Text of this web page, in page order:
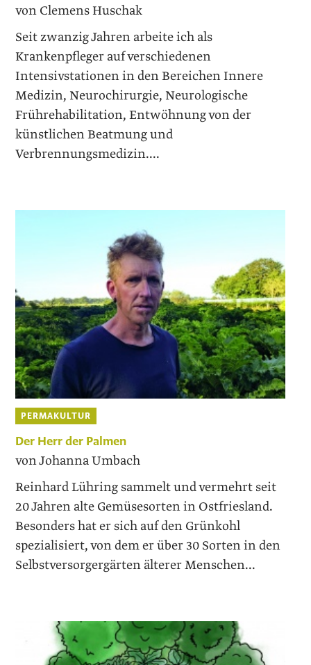
von Clemens Huschak
Seit zwanzig Jahren arbeite ich als
Krankenpfleger auf verschiedenen
Intensivstationen in den Bereichen Innere
Medizin, Neurochirurgie, Neurologische
Frührehabilitation, Entwöhnung von der
künstlichen Beatmung und
Verbrennungsmedizin....
PERMAKULTUR
Der Herr der Palmen
von Johanna Umbach
Reinhard Lühring sammelt und vermehrt seit
20 Jahren alte Gemüsesorten in Ostfriesland.
Besonders hat er sich auf den Grünkohl
spezialisiert, von dem er über 30 Sorten in den
Selbstversorgergärten älterer Menschen...